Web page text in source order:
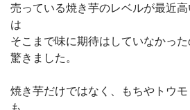
売っている焼き芋のレベルが最近
は
そこまで味に期待はしていなかっ
驚きました。
焼き芋だけではなく、もちやトウ
も